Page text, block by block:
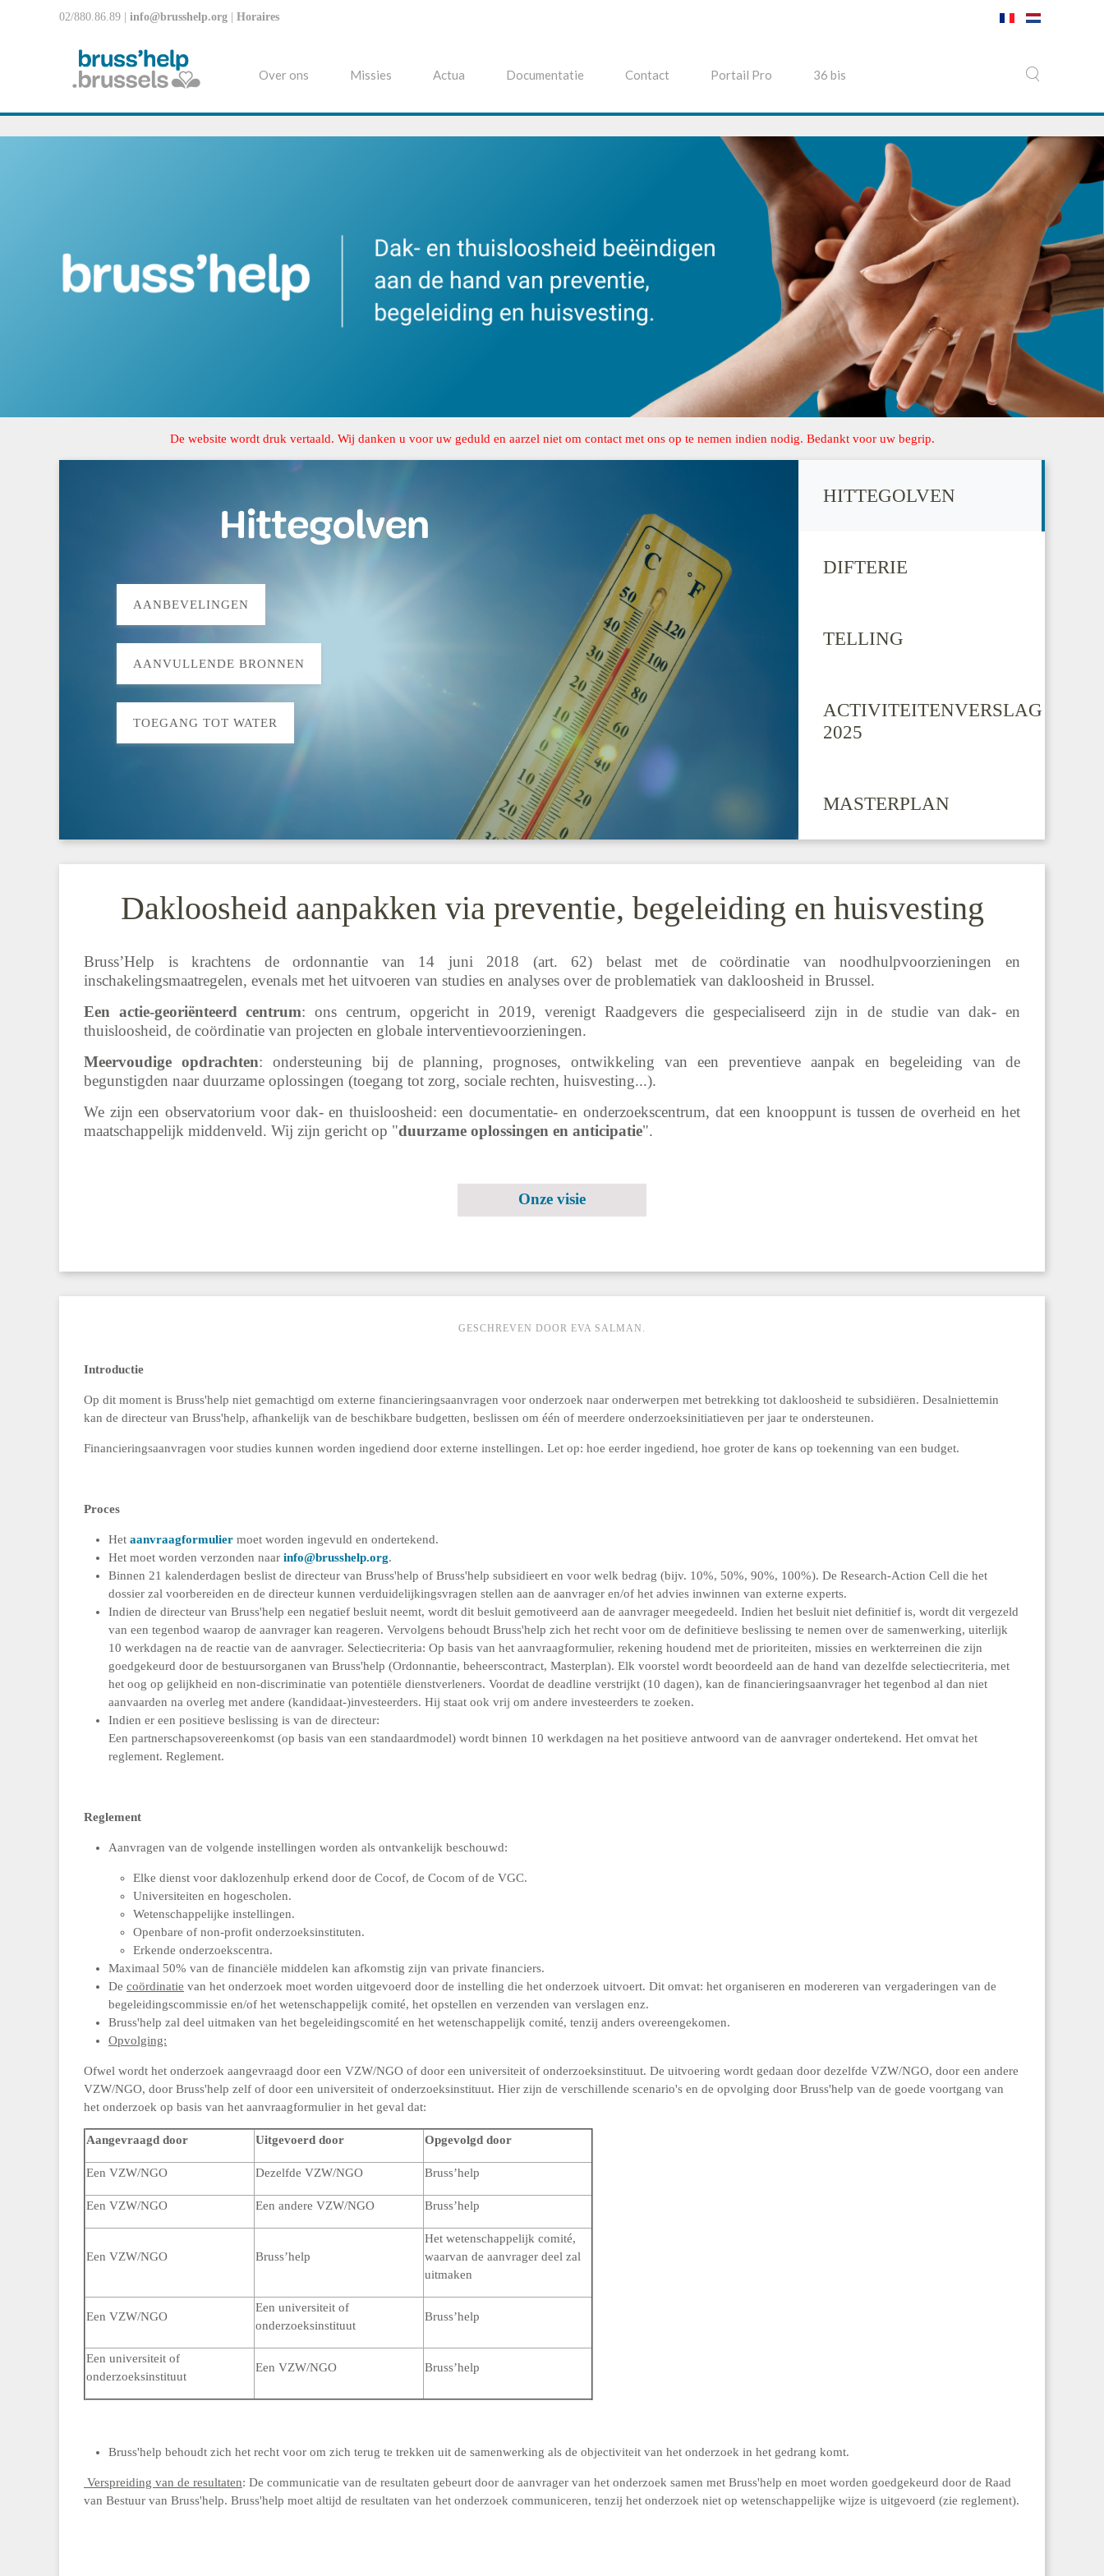
02/880.86.89 | info@brusshelp.org Horaires
Over ons Missies Actua Documentatie Contact Portail Pro 36 bis
De website wordt druk vertaald. Wij danken u voor uw geduld en aarzel niet om contact met ons op te nemen indien nodig. Bedankt voor uw begrip.
HITTEGOLVEN
DIFTERIE
TELLING
ACTIVITEITENVERSLAG
2025
MASTERPLAN
AANBEVELINGEN
AANVULLENDE BRONNEN
TOEGANG TOT WATER
Dakloosheid aanpakken via preventie, begeleiding en huisvesting
Bruss’Help is krachtens de ordonnantie van 14 juni 2018 (art. 62) belast met de coördinatie van noodhulpvoorzieningen en
inschakelingsmaatregelen, evenals met het uitvoeren van studies en analyses over de problematiek van dakloosheid in Brussel.
Een actie-georiënteerd centrum: ons centrum, opgericht in 2019, verenigt Raadgevers die gespecialiseerd zijn in de studie van dak- en
thuisloosheid, de coördinatie van projecten en globale interventievoorzieningen.
Meervoudige opdrachten: ondersteuning bij de planning, prognoses, ontwikkeling van een preventieve aanpak en begeleiding van de
begunstigden naar duurzame oplossingen (toegang tot zorg, sociale rechten, huisvesting...).
We zijn een observatorium voor dak- en thuisloosheid: een documentatie- en onderzoekscentrum, dat een knooppunt is tussen de overheid en het
maatschappelijk middenveld. Wij zijn gericht op "duurzame oplossingen en anticipatie".
Onze visie
GESCHREVEN DOOR EVA SALMAN.
Introductie
Op dit moment is Bruss'help niet gemachtigd om externe financieringsaanvragen voor onderzoek naar onderwerpen met betrekking tot dakloosheid te subsidiëren. Desalniettemin
kan de directeur van Bruss'help, afhankelijk van de beschikbare budgetten, beslissen om één of meerdere onderzoeksinitiatieven per jaar te ondersteunen.
Financieringsaanvragen voor studies kunnen worden ingediend door externe instellingen. Let op: hoe eerder ingediend, hoe groter de kans op toekenning van een budget.
Proces
Het aanvraagformulier moet worden ingevuld en ondertekend.
Het moet worden verzonden naar info@brusshelp.org.
Binnen 21 kalenderdagen beslist de directeur van Bruss'help of Bruss'help subsidieert en voor welk bedrag (bijv. 10%, 50%, 90%, 100%). De Research-Action Cell die het
dossier zal voorbereiden en de directeur kunnen verduidelijkingsvragen stellen aan de aanvrager en/of het advies inwinnen van externe experts.
Indien de directeur van Bruss'help een negatief besluit neemt, wordt dit besluit gemotiveerd aan de aanvrager meegedeeld. Indien het besluit niet definitief is, wordt dit vergezeld
van een tegenbod waarop de aanvrager kan reageren. Vervolgens behoudt Bruss'help zich het recht voor om de definitieve beslissing te nemen over de samenwerking, uiterlijk
10 werkdagen na de reactie van de aanvrager. Selectiecriteria: Op basis van het aanvraagformulier, rekening houdend met de prioriteiten, missies en werkterreinen die zijn
goedgekeurd door de bestuursorganen van Bruss'help (Ordonnantie, beheerscontract, Masterplan). Elk voorstel wordt beoordeeld aan de hand van dezelfde selectiecriteria, met
het oog op gelijkheid en non-discriminatie van potentiële dienstverleners. Voordat de deadline verstrijkt (10 dagen), kan de financieringsaanvrager het tegenbod al dan niet
aanvaarden na overleg met andere (kandidaat-)investeerders. Hij staat ook vrij om andere investeerders te zoeken.
Indien er een positieve beslissing is van de directeur:
Een partnerschapsovereenkomst (op basis van een standaardmodel) wordt binnen 10 werkdagen na het positieve antwoord van de aanvrager ondertekend. Het omvat het
reglement. Reglement.
Reglement
Aanvragen van de volgende instellingen worden als ontvankelijk beschouwd:
Elke dienst voor daklozenhulp erkend door de Cocof, de Cocom of de VGC.
Universiteiten en hogescholen.
Wetenschappelijke instellingen.
Openbare of non-profit onderzoeksinstituten.
Erkende onderzoekscentra.
Maximaal 50% van de financiële middelen kan afkomstig zijn van private financiers.
De coördinatie van het onderzoek moet worden uitgevoerd door de instelling die het onderzoek uitvoert. Dit omvat: het organiseren en modereren van vergaderingen van de
begeleidingscommissie en/of het wetenschappelijk comité, het opstellen en verzenden van verslagen enz.
Bruss'help zal deel uitmaken van het begeleidingscomité en het wetenschappelijk comité, tenzij anders overeengekomen.
Opvolging:
Ofwel wordt het onderzoek aangevraagd door een VZW/NGO of door een universiteit of onderzoeksinstituut. De uitvoering wordt gedaan door dezelfde VZW/NGO, door een andere
VZW/NGO, door Bruss'help zelf of door een universiteit of onderzoeksinstituut. Hier zijn de verschillende scenario's en de opvolging door Bruss'help van de goede voortgang van
het onderzoek op basis van het aanvraagformulier in het geval dat:
Aangevraagd door Uitgevoerd door Opgevolgd door
Een VZW/NGO Dezelfde VZW/NGO Bruss’help
Een VZW/NGO Een andere VZW/NGO Bruss’help
Een VZW/NGO Bruss’help
Het wetenschappelijk comité,
waarvan de aanvrager deel zal
uitmaken
Een VZW/NGO
Een universiteit of
onderzoeksinstituut
Bruss’help
Een universiteit of
onderzoeksinstituut
Een VZW/NGO Bruss’help
Bruss'help behoudt zich het recht voor om zich terug te trekken uit de samenwerking als de objectiviteit van het onderzoek in het gedrang komt.
Verspreiding van de resultaten: De communicatie van de resultaten gebeurt door de aanvrager van het onderzoek samen met Bruss'help en moet worden goedgekeurd door de Raad
van Bestuur van Bruss'help. Bruss'help moet altijd de resultaten van het onderzoek communiceren, tenzij het onderzoek niet op wetenschappelijke wijze is uitgevoerd (zie reglement).